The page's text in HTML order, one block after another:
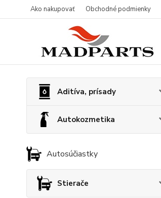
Ako nakupovať Obchodné podmienky
Aditíva, prísady
Autokozmetika
Autosúčiastky
Stierače